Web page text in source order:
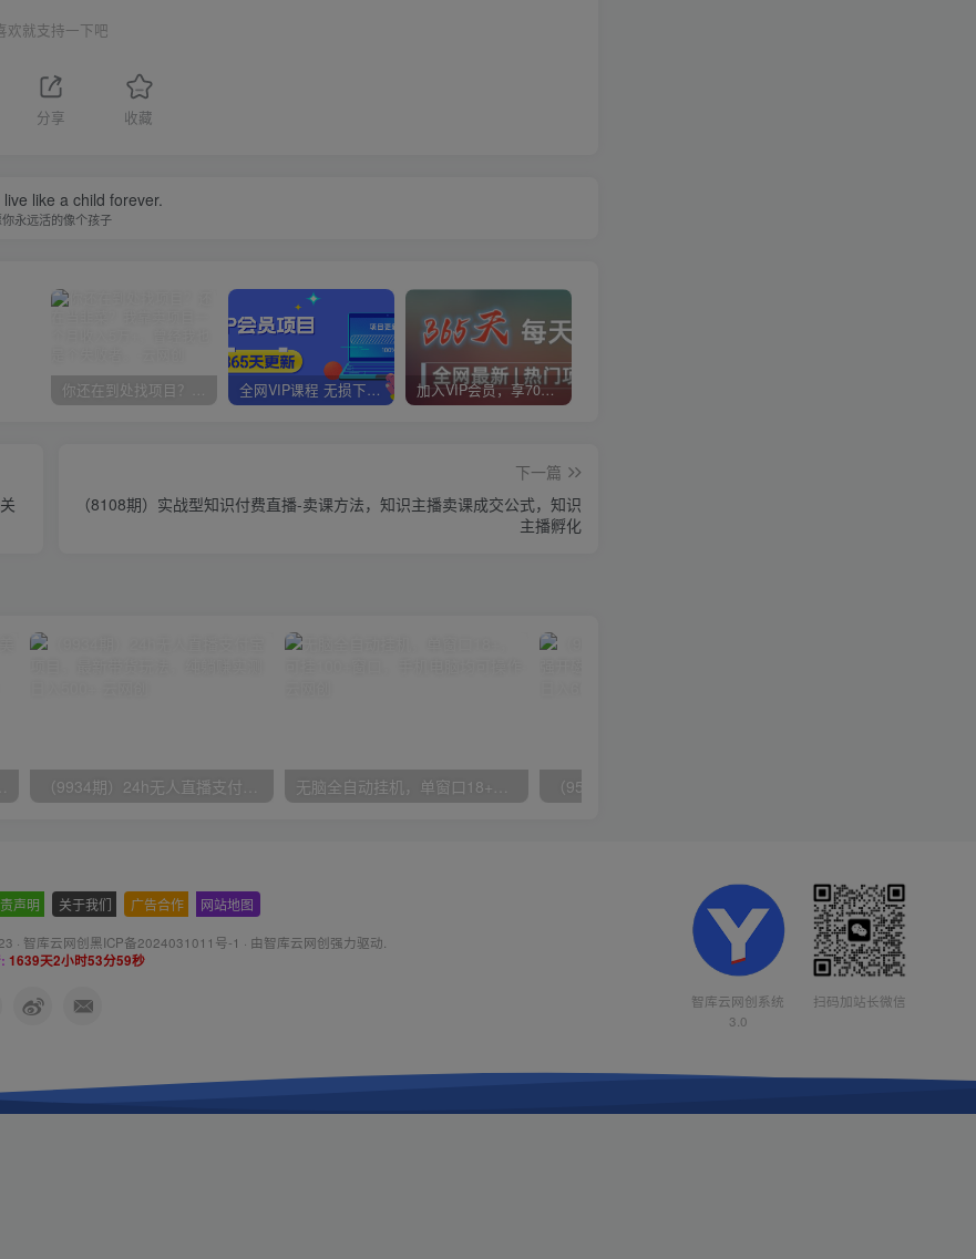
欢就支持一下吧
分享 收藏
like a child forever.
你永远活的像个孩子
你还在到处找项目？还在当韭菜？我靠卖项目一个月收入5万+，曾经我也是个失败者。 全网VIP课程 无损下载~ 加入VIP会员，享70%的推广提成，免费学习多种网上创业课程，菜鸟秒变大神！
下一篇
（8108期）实战型知识付费直播-卖课方法，知识主播卖课成交公式，知识
主播孵化
简单好操作，保姆级教学 （9934期）24h无人直播支付宝项目，最新带货玩法，纯躺赚实测日入500+ 无脑全自动挂机，单窗口18+，可挂100+窗口，手机电脑均可操作
声明 关于我们 广告合作 网站地图
· 智库云网创黑ICP备2024031011号-1 · 由智库云网创强力驱动.
1639天2小时54分0秒
智库云网创系统
3.0
扫码加站长微信